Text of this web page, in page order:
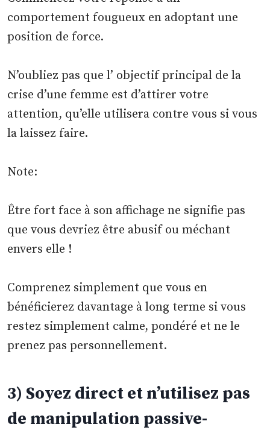
comportement fougueux en adoptant une
position de force.
N’oubliez pas que l’ objectif principal de la
crise d’une femme est d’attirer votre
attention, qu’elle utilisera contre vous si vous
la laissez faire.
Note:
Être fort face à son affichage ne signifie pas
que vous devriez être abusif ou méchant
envers elle !
Comprenez simplement que vous en
bénéficierez davantage à long terme si vous
restez simplement calme, pondéré et ne le
prenez pas personnellement.
3) Soyez direct et n’utilisez pas
de manipulation passive-